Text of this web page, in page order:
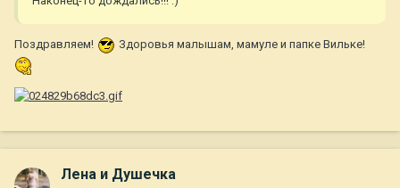
Поздравляем! Здоровья малышам, мамуле и папке Вильке!
Лена и Душечка